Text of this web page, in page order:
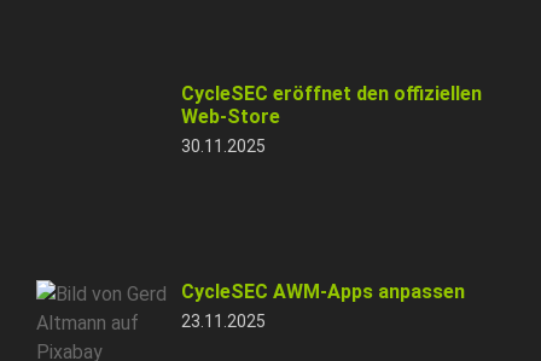
CycleSEC eröffnet den offiziellen
Web-Store
30.11.2025
CycleSEC AWM-Apps anpassen
23.11.2025